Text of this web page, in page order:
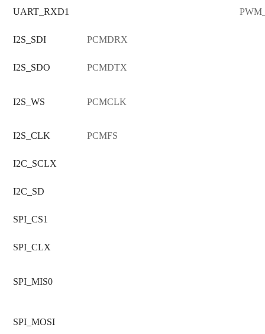
UART_RXD1
I2S_SDI PCMDRX
I2S_SDO PCMDTX
I2S_WS PCMCLK
I2S_CLK PCMFS
I2C_SCLX
I2C_SD
SPI_CS1
SPI_CLX
SPI_MIS0
SPI_MOSI